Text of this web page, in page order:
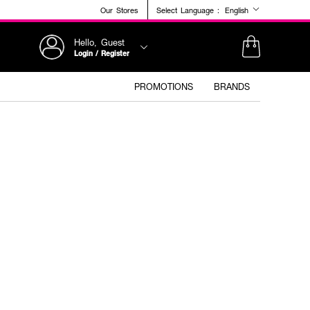
Our Stores Select Language : English
Hello, Guest
Login / Register
PROMOTIONS BRANDS